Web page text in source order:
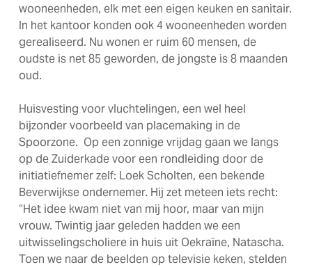
wooneenheden, elk met een eigen keuken en sanitair.
In het kantoor konden ook 4 wooneenheden worden
gerealiseerd. Nu wonen er ruim 60 mensen, de
oudste is net 85 geworden, de jongste is 8 maanden
oud.
Huisvesting voor vluchtelingen, een wel heel
bijzonder voorbeeld van placemaking in de
Spoorzone. Op een zonnige vrijdag gaan we langs
op de Zuiderkade voor een rondleiding door de
initiatiefnemer zelf: Loek Scholten, een bekende
Beverwijkse ondernemer. Hij zet meteen iets recht:
“Het idee kwam niet van mij hoor, maar van mijn
vrouw. Twintig jaar geleden hadden we een
uitwisselingscholiere in huis uit Oekraïne, Natascha.
Toen we naar de beelden op televisie keken, stelden